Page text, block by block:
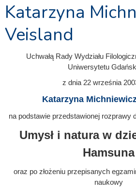
Katarzyna
Veisland
Uchwałą Rady Wydziału
Uniwersytetu
z dnia 22 września
Katarzyna
na podstawie przedstawionej rozprawy
Umysł i natura w
Hamsuna
oraz po złożeniu przepisanych
naukowy